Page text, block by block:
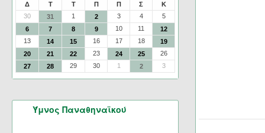
Δ Τ Τ Π Π Σ
Κ
30
31 1 2 3 4
5
6
7 8 9 10 11
12
13
14 15 16 17 18
19
20
21 22 23 24 25
26
27
28 29 30 1 2 3
Ύμνος Παναθηναϊκού